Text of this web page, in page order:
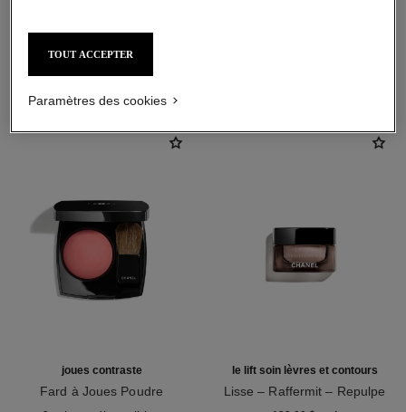
joues contraste
Fard à Joues Poudre
le lift soin lèvres et contours
Lisse – Raffermit – Repulpe
TOUT ACCEPTER
Paramètres des cookies